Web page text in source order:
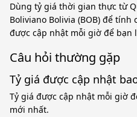
Dùng tỷ giá thời gian thực từ
Boliviano Bolivia (BOB) để
được cập nhật mỗi giờ để bạn
Câu hỏi thường gặp
Tỷ giá được cập nhật
Tỷ giá được cập nhật mỗi giờ
mới nhất.